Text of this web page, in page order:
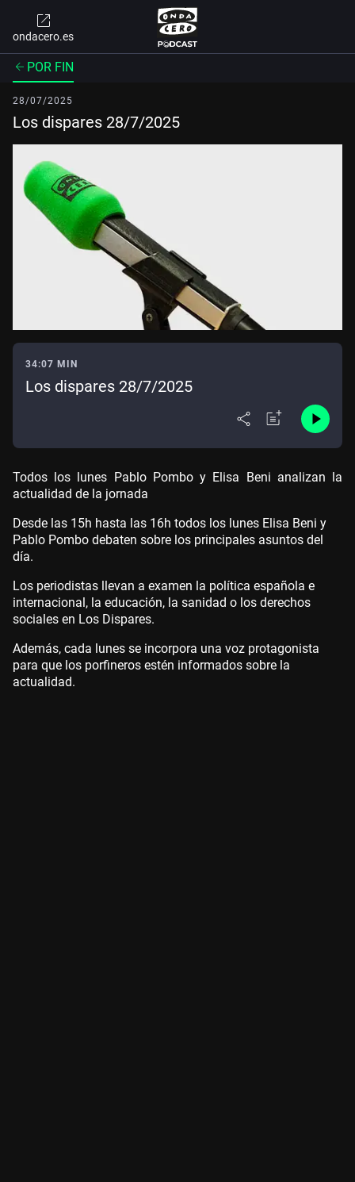
ondacero.es
POR FIN
28/07/2025
Los dispares 28/7/2025
34:07 MIN
Los dispares 28/7/2025
Todos los lunes Pablo Pombo y Elisa Beni analizan la
actualidad de la jornada
Desde las 15h hasta las 16h todos los lunes Elisa Beni y
Pablo Pombo debaten sobre los principales asuntos del
día.
Los periodistas llevan a examen la política española e
internacional, la educación, la sanidad o los derechos
sociales en Los Dispares.
Además, cada lunes se incorpora una voz protagonista
para que los porfineros estén informados sobre la
actualidad.